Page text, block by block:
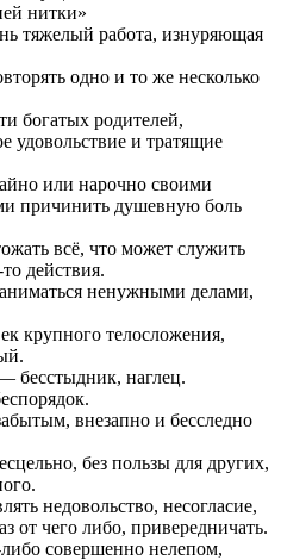
нитки»
тяжелый работа, изнуряющая
одно и то же несколько
богатых родителей,
удовольствие и тратящие
или нарочно своими
причинить душевную боль
всё, что может служить
действия.
ненужными делами,
крупного телосложения,
бесстыдник, наглец.
внезапно и бесследно
без пользы для других,
недовольство, несогласие,
от чего либо, привередничать.
совершенно нелепом,